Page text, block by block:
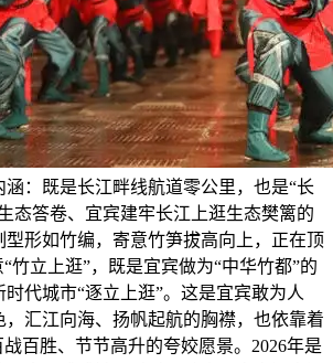
：既是长江畔线航道零公里，也是“长
态答卷、宜宾建牢长江上逛生态樊篱的
型形如竹编，寄意竹笋拔高向上，正在顶
竹立上逛”，既是宜宾做为“中华竹都”的
代城市“逐立上逛”。这是宜宾敢为人
，汇江向海、扬帆起航的胸襟，也依靠着
百胜、节节高升的夸姣愿景。2026年是